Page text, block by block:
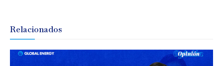
Relacionados